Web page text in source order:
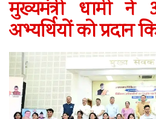
मुख्यमंत्री धामी ने
अभ्यर्थियों को प्रदान